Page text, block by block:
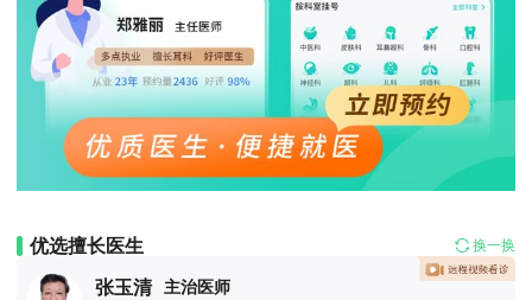
优选擅长医生 换一换
张玉清
主治医师